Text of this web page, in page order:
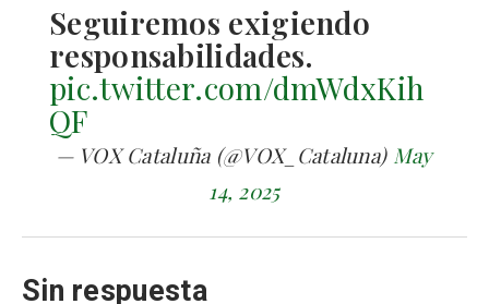
Seguiremos exigiendo
responsabilidades.
pic.twitter.com/dmWdxKih
QF
— VOX Cataluña (@VOX_Cataluna) May
14, 2025
Sin respuesta